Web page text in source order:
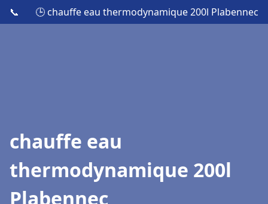
📞 🕒 chauffe eau thermodynamique 200l Plabennec
chauffe eau
thermodynamique 200l
Plabennec